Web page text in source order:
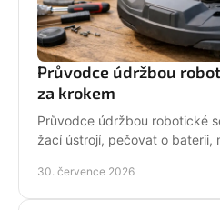
Průvodce údržbou
za krokem
Průvodce údržbou robotické
žací ústrojí, pečovat o baterii,
30. července 2026